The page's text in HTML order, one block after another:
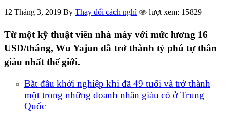
12 Tháng 3, 2019 By Thay đổi cách nghĩ lượt xem: 15829
Từ một kỹ thuật viên nhà máy với mức lương 16
USD/tháng, Wu Yajun đã trở thành tỷ phú tự thân
giàu nhất thế giới.
Bắt đầu khởi nghiệp khi đã 49 tuổi và trở thành
một trong những doanh nhân giàu có ở Trung
Quốc